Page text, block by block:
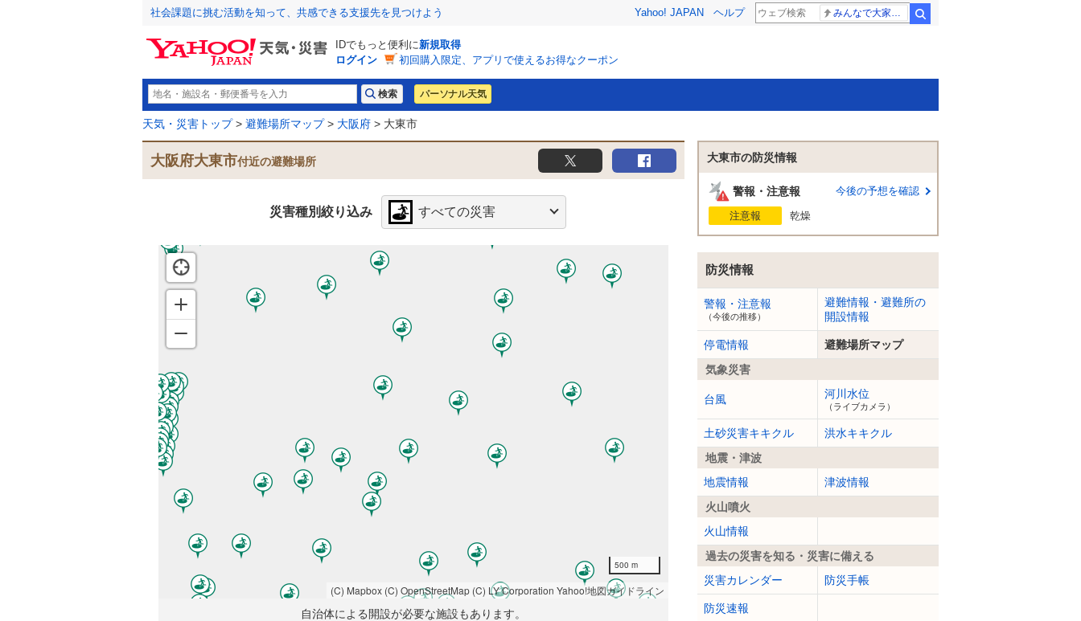
社会課題に挑む活動を知って、共感できる支援先を見つけよう Yahoo! JAPAN ヘルプ
IDでもっと便利に新規取得
ログイン
初回購入限定、アプリで使えるお得なクーポン
パーソナル天気
天気・災害トップ> 避難場所マップ> 大阪府 > 大東市
大阪府大東市付近の避難場所
災害種別絞り込み すべての災害
500 m
(C) Mapbox (C) OpenStreetMap (C) LY Corporation Yahoo!地図ガイドライン
自治体による開設が必要な施設もあります。
大東市の防災情報
警報・注意報 今後の予想を確認
注意報 乾燥
防災情報
警報・注意報
（今後の推移）
避難情報・避難所の
開設情報
停電情報
避難場所マップ
気象災害
台風 河川水位
（ライブカメラ）
土砂災害キキクル
洪水キキクル
地震・津波
地震情報
津波情報
火山噴火
火山情報
過去の災害を知る・災害に備える
災害カレンダー
防災手帳
防災速報